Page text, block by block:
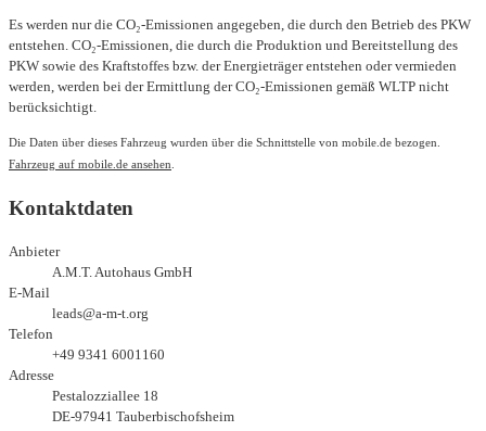
Es werden nur die CO₂-Emissionen angegeben, die durch den Betrieb des PKW
entstehen. CO₂-Emissionen, die durch die Produktion und Bereitstellung des
PKW sowie des Kraftstoffes bzw. der Energieträger entstehen oder vermieden
werden, werden bei der Ermittlung der CO₂-Emissionen gemäß WLTP nicht
berücksichtigt.
Die Daten über dieses Fahrzeug wurden über die Schnittstelle von mobile.de bezogen.
Fahrzeug auf mobile.de ansehen
Kontaktdaten
Anbieter
A.M.T. Autohaus GmbH
E-Mail
leads@a-m-t.org
Telefon
+49 9341 6001160
Adresse
Pestalozziallee 18
DE-97941 Tauberbischofsheim